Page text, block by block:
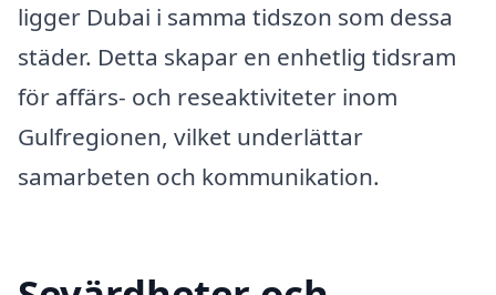
ligger Dubai i samma tidszon som dessa
städer. Detta skapar en enhetlig tidsram
för affärs- och reseaktiviteter inom
Gulfregionen, vilket underlättar
samarbeten och kommunikation.